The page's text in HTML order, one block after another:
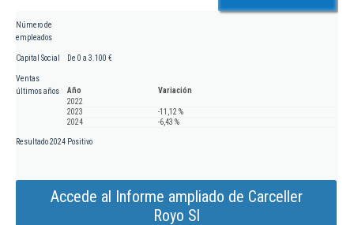
Número de
empleados
Capital Social De 0 a 3.100 €
Ventas
últimos años
Año
Variación
2022
2023
-11,12 %
2024
-6,43 %
Resultado 2024 Positivo
Accede al Informe ampliado de Carceller
Royo Sl